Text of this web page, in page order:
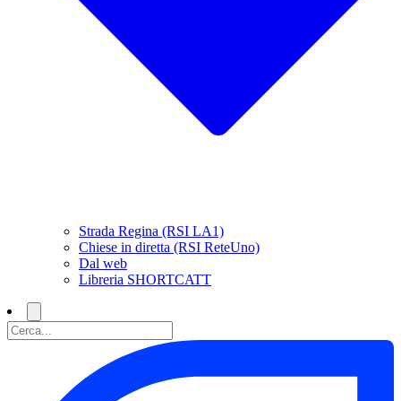
Strada Regina (RSI LA1)
Chiese in diretta (RSI ReteUno)
Dal web
Libreria SHORTCATT